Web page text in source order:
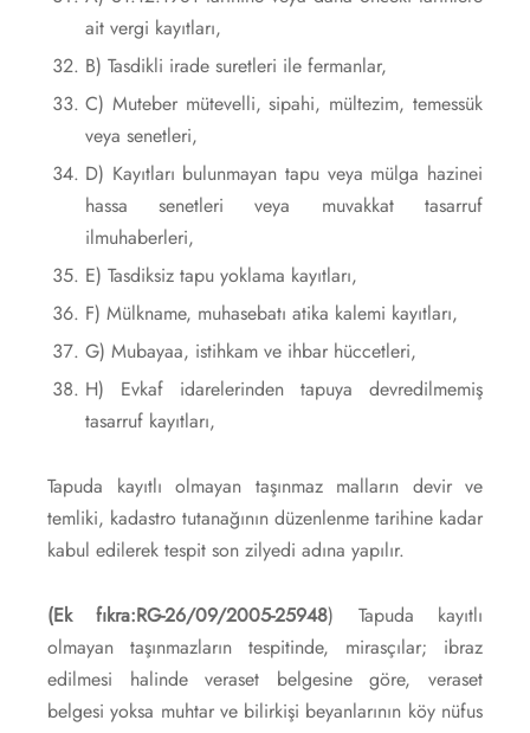
ait vergi kayıtları,
B) Tasdikli irade suretleri ile fermanlar,
C) Muteber mütevelli, sipahi, mültezim, temessük
veya senetleri,
D) Kayıtları bulunmayan tapu veya mülga hazinei
hassa senetleri veya muvakkat tasarruf
ilmuhaberleri,
E) Tasdiksiz tapu yoklama kayıtları,
F) Mülkname, muhasebatı atika kalemi kayıtları,
G) Mubayaa, istihkam ve ihbar hüccetleri,
H) Evkaf idarelerinden tapuya devredilmemiş
tasarruf kayıtları,
Tapuda kayıtlı olmayan taşınmaz malların devir ve
temliki, kadastro tutanağının düzenlenme tarihine kadar
kabul edilerek tespit son zilyedi adına yapılır.
(Ek fıkra:RG-26/09/2005-25948) Tapuda kayıtlı
olmayan taşınmazların tespitinde, mirasçılar; ibraz
edilmesi halinde veraset belgesine göre, veraset
belgesi yoksa muhtar ve bilirkişi beyanlarının köy nüfus